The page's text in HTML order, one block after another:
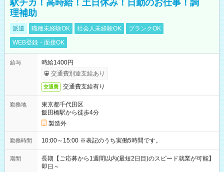
駅チカ！高時給！土日休み！日勤のお仕事！調
理補助
派遣 職種未経験OK 社会人未経験OK
ブランクOK
WEB登録・面接OK
給与
時給1400円
交通費別途支給あり
交通費 交通費支給有り
勤務地
東京都千代田区
飯田橋駅から徒歩4分
製造外
勤務時間 10:00～15:00 ※表記のうち実働5時間です。
期間
長期【ご応募から1週間以内(最短2日目)のスピード就業が可能】
即日～